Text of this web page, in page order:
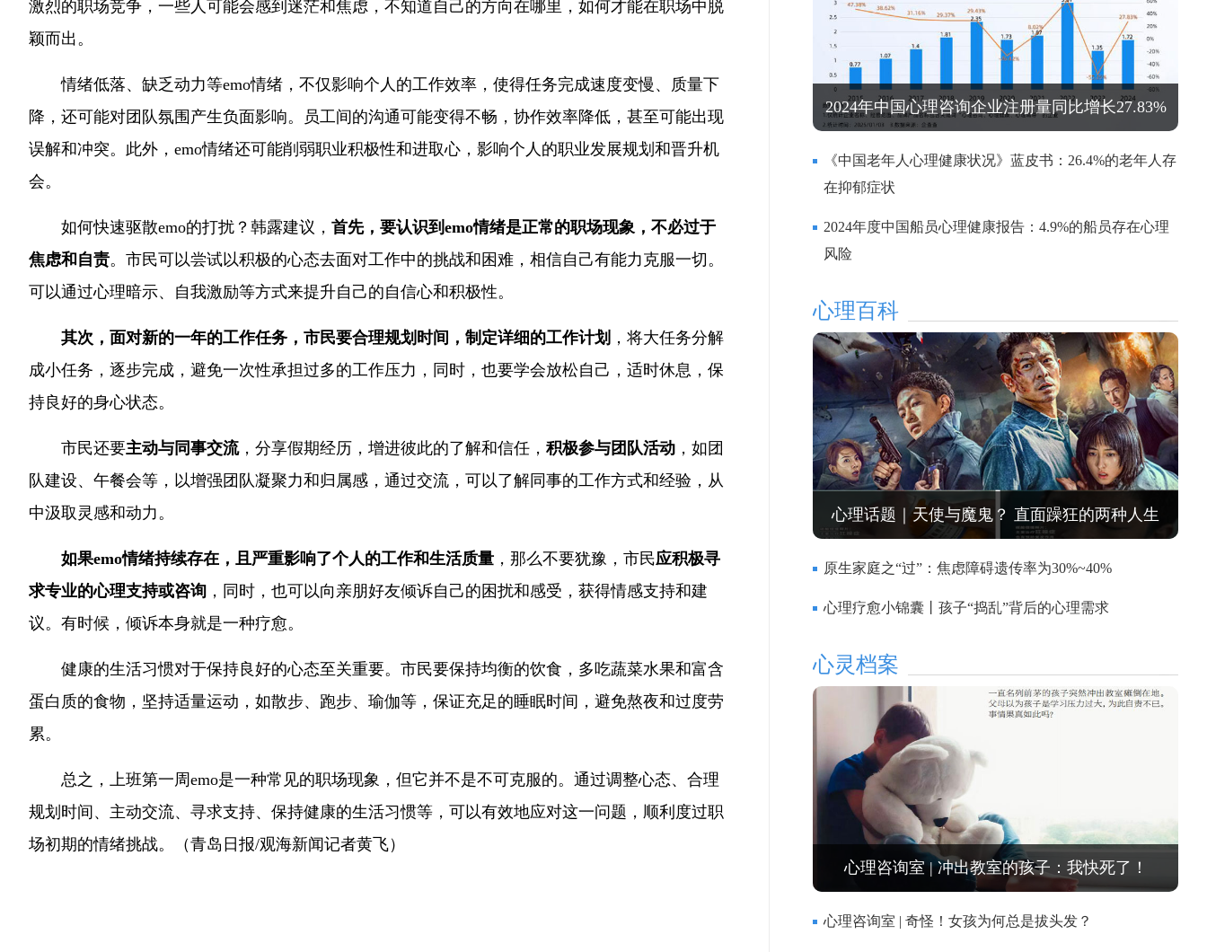
激烈的职场竞争，一些人可能会感到迷茫和焦虑，不知道自己的方向在哪里，如何才能在职场中脱
颖而出。
情绪低落、缺乏动力等emo情绪，不仅影响个人的工作效率，使得任务完成速度变慢、质量下
降，还可能对团队氛围产生负面影响。员工间的沟通可能变得不畅，协作效率降低，甚至可能出现
误解和冲突。此外，emo情绪还可能削弱职业积极性和进取心，影响个人的职业发展规划和晋升机
会。
如何快速驱散emo的打扰？韩露建议， 首先，要认识到emo情绪是正常的职场现象，不必过于
焦虑和自责。市民可以尝试以积极的心态去面对工作中的挑战和困难，相信自己有能力克服一切。
可以通过心理暗示、自我激励等方式来提升自己的自信心和积极性。
其次，面对新的一年的工作任务，市民要合理规划时间，制定详细的工作计划 ，将大任务分解
成小任务，逐步完成，避免一次性承担过多的工作压力，同时，也要学会放松自己，适时休息，保
持良好的身心状态。
市民还要主动与同事交流，分享假期经历，增进彼此的了解和信任， 积极参与团队活动 ，如团
队建设、午餐会等，以增强团队凝聚力和归属感，通过交流，可以了解同事的工作方式和经验，从
中汲取灵感和动力。
如果emo情绪持续存在，且严重影响了个人的工作和生活质量 ，那么不要犹豫，市民应积极寻
求专业的心理支持或咨询 ，同时，也可以向亲朋好友倾诉自己的困扰和感受，获得情感支持和建
议。有时候，倾诉本身就是一种疗愈。
健康的生活习惯对于保持良好的心态至关重要。市民要保持均衡的饮食，多吃蔬菜水果和富含
蛋白质的食物，坚持适量运动，如散步、跑步、瑜伽等，保证充足的睡眠时间，避免熬夜和过度劳
累。
总之，上班第一周emo是一种常见的职场现象，但它并不是不可克服的。通过调整心态、合理
规划时间、主动交流、寻求支持、保持健康的生活习惯等，可以有效地应对这一问题，顺利度过职
场初期的情绪挑战。（青岛日报/观海新闻记者黄飞）
2024年中国心理咨询企业注册量同比增长27.83%
《中国老年人心理健康状况》蓝皮书：26.4%的老年人存
在抑郁症状
2024年度中国船员心理健康报告：4.9%的船员存在心理
风险
心理百科
心理话题｜天使与魔鬼？ 直面躁狂的两种人生
原生家庭之“过”：焦虑障碍遗传率为30%~40%
心理疗愈小锦囊丨孩子“捣乱”背后的心理需求
心灵档案
心理咨询室 | 冲出教室的孩子：我快死了！
心理咨询室 | 奇怪！女孩为何总是拔头发？